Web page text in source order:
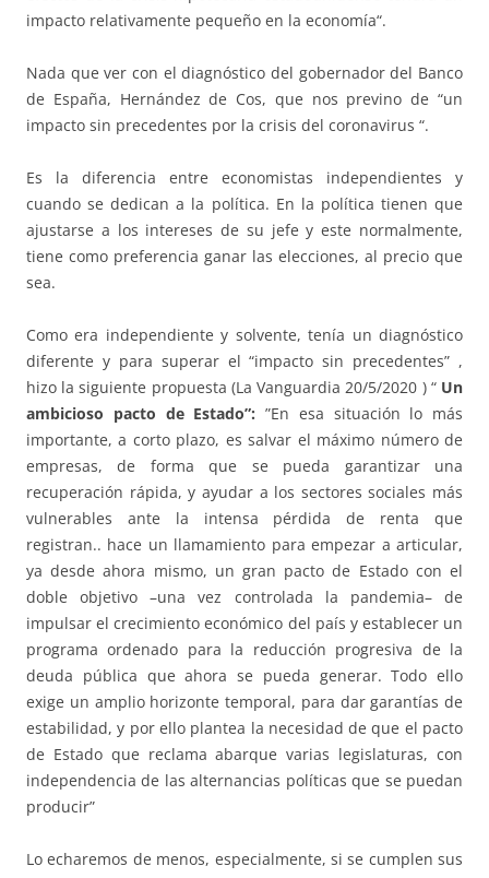
impacto relativamente pequeño en la economía“.
Nada que ver con el diagnóstico del gobernador del Banco
de España, Hernández de Cos, que nos previno de “un
impacto sin precedentes por la crisis del coronavirus “.
Es la diferencia entre economistas independientes y
cuando se dedican a la política. En la política tienen que
ajustarse a los intereses de su jefe y este normalmente,
tiene como preferencia ganar las elecciones, al precio que
sea.
Como era independiente y solvente, tenía un diagnóstico
diferente y para superar el “impacto sin precedentes” ,
hizo la siguiente propuesta (La Vanguardia 20/5/2020 ) “ Un
ambicioso pacto de Estado”: ”En esa situación lo más
importante, a corto plazo, es salvar el máximo número de
empresas, de forma que se pueda garantizar una
recuperación rápida, y ayudar a los sectores sociales más
vulnerables ante la intensa pérdida de renta que
registran.. hace un llamamiento para empezar a articular,
ya desde ahora mismo, un gran pacto de Estado con el
doble objetivo –una vez controlada la pandemia– de
impulsar el crecimiento económico del país y establecer un
programa ordenado para la reducción progresiva de la
deuda pública que ahora se pueda generar. Todo ello
exige un amplio horizonte temporal, para dar garantías de
estabilidad, y por ello plantea la necesidad de que el pacto
de Es­tado que reclama abarque varias ­legislaturas, con
independencia de las alternancias políticas que se puedan
producir”
Lo echaremos de menos, especialmente, si se cumplen sus